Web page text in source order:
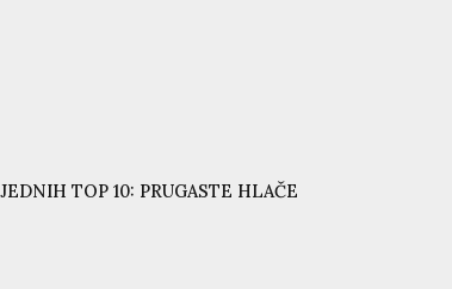
TOP 10: PRUGASTE HLAČE